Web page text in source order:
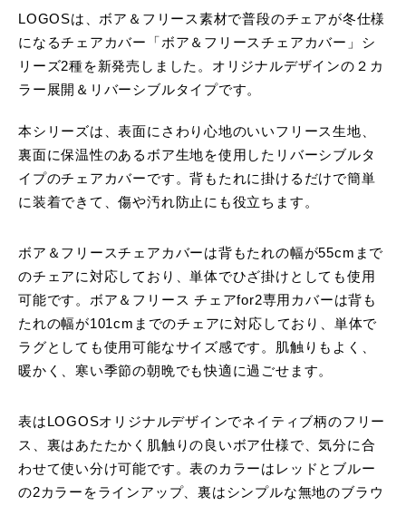
LOGOSは、ボア＆フリース素材で普段のチェアが冬仕様
になるチェアカバー「ボア＆フリースチェアカバー」シ
リーズ2種を新発売しました。オリジナルデザインの２カ
ラー展開＆リバーシブルタイプです。
本シリーズは、表面にさわり心地のいいフリース生地、
裏面に保温性のあるボア生地を使用したリバーシブルタ
イプのチェアカバーです。背もたれに掛けるだけで簡単
に装着できて、傷や汚れ防止にも役立ちます。
ボア＆フリースチェアカバーは背もたれの幅が55cmまで
のチェアに対応しており、単体でひざ掛けとしても使用
可能です。ボア＆フリース チェアfor2専用カバーは背も
たれの幅が101cmまでのチェアに対応しており、単体で
ラグとしても使用可能なサイズ感です。肌触りもよく、
暖かく、寒い季節の朝晩でも快適に過ごせます。
表はLOGOSオリジナルデザインでネイティブ柄のフリー
ス、裏はあたたかく肌触りの良いボア仕様で、気分に合
わせて使い分け可能です。表のカラーはレッドとブルー
の2カラーをラインアップ、裏はシンプルな無地のブラウ